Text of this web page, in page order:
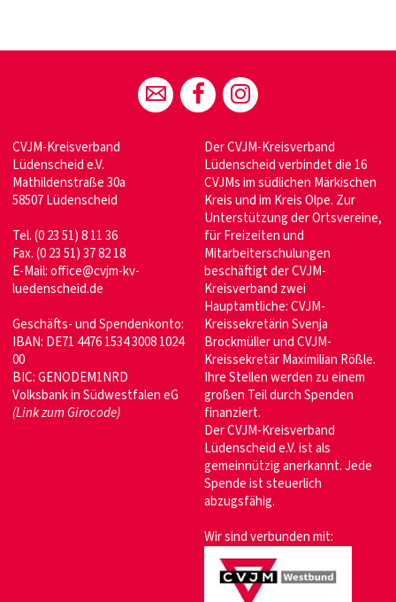
CVJM-Kreisverband
Lüdenscheid e.V.
Mathildenstraße 30a
58507 Lüdenscheid
Tel. (0 23 51) 8 11 36
Fax. (0 23 51) 37 82 18
E-Mail: office@cvjm-kv-
luedenscheid.de
Geschäfts- und Spendenkonto:
IBAN: DE71 4476 1534 3008 1024
00
BIC: GENODEM1NRD
Volksbank in Südwestfalen eG
(Link zum Girocode)
Der CVJM-Kreisverband
Lüdenscheid verbindet die 16
CVJMs im südlichen Märkischen
Kreis und im Kreis Olpe. Zur
Unterstützung der Ortsvereine,
für Freizeiten und
Mitarbeiterschulungen
beschäftigt der CVJM-
Kreisverband zwei
Hauptamtliche: CVJM-
Kreissekretärin Svenja
Brockmüller und CVJM-
Kreissekretär Maximilian Rößle.
Ihre Stellen werden zu einem
großen Teil durch Spenden
finanziert.
Der CVJM-Kreisverband
Lüdenscheid e.V. ist als
gemeinnützig anerkannt. Jede
Spende ist steuerlich
abzugsfähig.
Wir sind verbunden mit: